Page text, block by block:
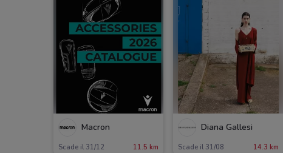
Macron
Scade il 31/12 11.5 km
Diana Gallesi
Scade il 31/08 14.3 km